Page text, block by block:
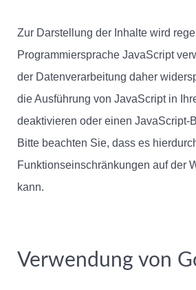
Zur Darstellung der Inhalte wird
Programmiersprache JavaScript
der Datenverarbeitung daher
die Ausführung von JavaScript in
deaktivieren oder einen JavaScript-
Bitte beachten Sie, dass es
Funktionseinschränkungen auf der
kann.
Verwendung von